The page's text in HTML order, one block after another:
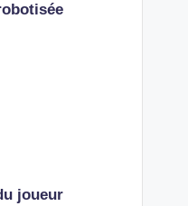
joueur